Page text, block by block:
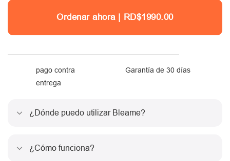
Ordenar ahora | RD$1990.00
pago contra
entrega
Garantía de 30 días
¿Dónde puedo utilizar Bleame?
¿Cómo funciona?